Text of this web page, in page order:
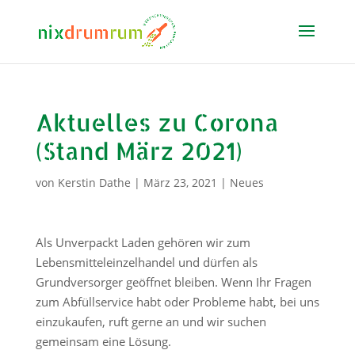
Aktuelles zu Corona
(Stand März 2021)
von Kerstin Dathe | März 23, 2021 | Neues
Als Unverpackt Laden gehören wir zum
Lebensmitteleinzelhandel und dürfen als
Grundversorger geöffnet bleiben. Wenn Ihr Fragen
zum Abfüllservice habt oder Probleme habt, bei uns
einzukaufen, ruft gerne an und wir suchen
gemeinsam eine Lösung.